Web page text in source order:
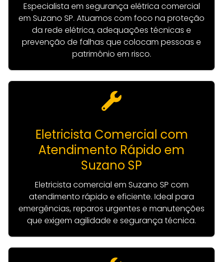
Especialista em segurança elétrica comercial
em Suzano SP. Atuamos com foco na proteção
da rede elétrica, adequações técnicas e
prevenção de falhas que colocam pessoas e
patrimônio em risco.
Eletricista Comercial com
Atendimento Rápido em
Suzano SP
Eletricista comercial em Suzano SP com
atendimento rápido e eficiente. Ideal para
emergências, reparos urgentes e manutenções
que exigem agilidade e segurança técnica.